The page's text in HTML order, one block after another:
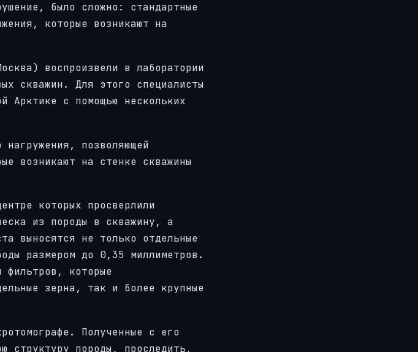
было сложно: стандартные
которые возникают на
воспроизвели в лаборатории
скважин. Для этого специалисты
Арктике с помощью нескольких
нагружения, позволяющей
возникают на стенке скважины
которых просверлили
из породы в скважину, а
выносятся не только отдельные
размером до 0,35 миллиметров.
фильтров, которые
зерна, так и более крупные
Полученные с его
структуру породы, проследить,